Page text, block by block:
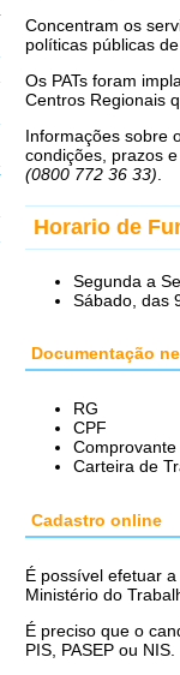
Concentram os
políticas públicas
Os PATs foram
Centros Regionais
Informações sobre
condições, prazos
(0800 772 36 33)
Horario de
Segunda a
Sábado, das
Documentação
RG
CPF
Carteira de
Cadastro online
É possível efetuar
Ministério do
É preciso que o
PIS, PASEP ou NIS.